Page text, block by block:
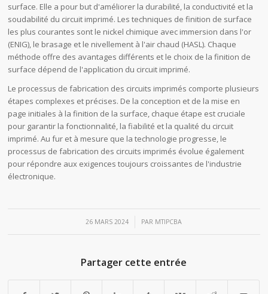
surface. Elle a pour but d'améliorer la durabilité, la conductivité et la
soudabilité du circuit imprimé. Les techniques de finition de surface
les plus courantes sont le nickel chimique avec immersion dans l'or
(ENIG), le brasage et le nivellement à l'air chaud (HASL). Chaque
méthode offre des avantages différents et le choix de la finition de
surface dépend de l'application du circuit imprimé.
Le processus de fabrication des circuits imprimés comporte plusieurs
étapes complexes et précises. De la conception et de la mise en
page initiales à la finition de la surface, chaque étape est cruciale
pour garantir la fonctionnalité, la fiabilité et la qualité du circuit
imprimé. Au fur et à mesure que la technologie progresse, le
processus de fabrication des circuits imprimés évolue également
pour répondre aux exigences toujours croissantes de l'industrie
électronique.
26 MARS 2024
/ PAR MTIPCBA
Partager cette entrée